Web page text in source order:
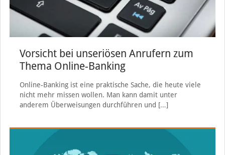
Vorsicht bei unseriösen Anrufern zum
Thema Online-Banking
Online-Banking ist eine praktische Sache, die heute viele
nicht mehr missen wollen. Man kann damit unter
anderem Überweisungen durchführen und […]